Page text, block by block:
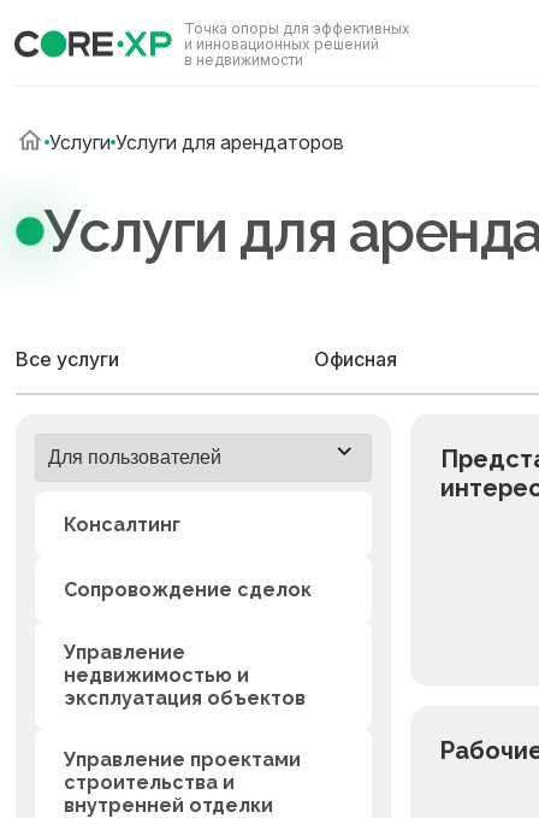
Точка опоры для эффективных
и инновационных решений
в недвижимости
Услуги Услуги для арендаторов
Услуги для
Все услуги Офисная
Консалтинг
Сопровождение сделок
Управление
недвижимостью и
эксплуатация объектов
Управление проектами
строительства и
внутренней отделки